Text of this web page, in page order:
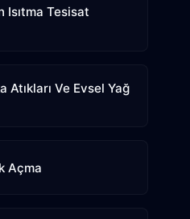
Isıtma Tesisat
Atıkları Ve Evsel Yağ
Açma